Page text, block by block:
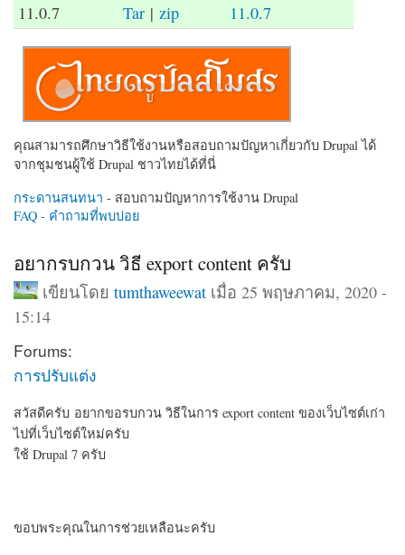
11.0.7 Tar | zip 11.0.7
คุณสามารถศึกษาวิธีใช้งานหรือสอบถามปัญหาเกี่ยวกับ Drupal ได้
จากชุมชนผู้ใช้ Drupal ชาวไทยได้ที่นี่
กระดานสนทนา - สอบถามปัญหาการใช้งาน Drupal
FAQ - คำถามที่พบบ่อย
อยากรบกวน วิธี export content ครับ
เขียนโดย tumthaweewatเมื่อ 25 พฤษภาคม, 2020 -
15:14
Forums:
การปรับแต่ง
สวัสดีครับ อยากขอรบกวน วิธีในการ export content ของเว็บไซต์เก่า
ไปที่เว็บไซต์ใหม่ครับ
ใช้ Drupal 7 ครับ
ขอบพระคุณในการช่วยเหลือนะครับ